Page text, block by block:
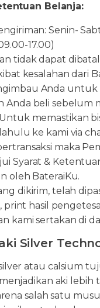
Belanja:
Senin-
17.00)
tidak dapat
kesalahan dari
Anda untuk
Anda beli sebelum
memastikan
ke kami via
maka
Syarat &
oleh BateraiKu.
dikirim, telah
print hasil
kami sertakan di
Silver
atau calsium
aki lebih
salah satu